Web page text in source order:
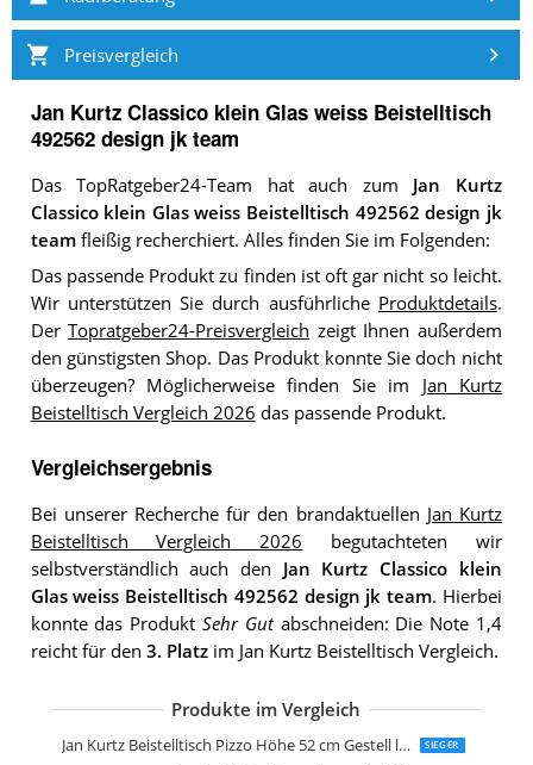
Preisvergleich
Jan Kurtz Classico klein Glas weiss Beistelltisch
492562 design jk team
Das TopRatgeber24-Team hat auch zum Jan Kurtz
Classico klein Glas weiss Beistelltisch 492562 design jk
teamfleißig recherchiert. Alles finden Sie im Folgenden:
Das passende Produkt zu finden ist oft gar nicht so leicht.
Wir unterstützen Sie durch ausführliche Produktdetails.
DerTopratgeber24-Preisvergleich zeigt Ihnen außerdem
den günstigsten Shop. Das Produkt konnte Sie doch nicht
überzeugen? Möglicherweise finden Sie im Jan Kurtz
Beistelltisch Vergleich 2026 das passende Produkt.
Vergleichsergebnis
Bei unserer Recherche für den brandaktuellen Jan Kurtz
Beistelltisch Vergleich 2026 begutachteten wir
selbstverständlich auch den Jan Kurtz Classico klein
Glas weiss Beistelltisch 492562 design jk team. Hierbei
konnte das Produkt Sehr Gutabschneiden: Die Note 1,4
reicht für den 3. Platzim Jan Kurtz Beistelltisch Vergleich.
Produkte im Vergleich
Jan Kurtz Beistelltisch Pizzo Höhe 52 cm Gestell lunasilber SIEGER
Jan KurtzCouchtisch, Beistelltisch Holz
Jan Kurtz Beistelltisch Dweller
Jan Kurtz Hocker, Beistelltisch Holz